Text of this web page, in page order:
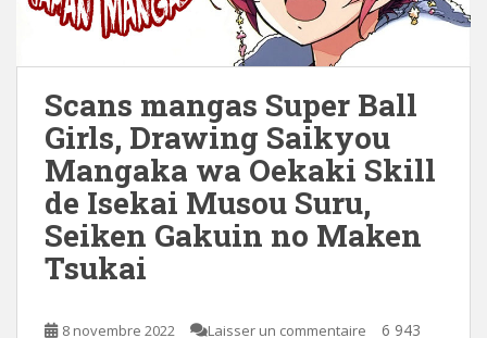
Scans mangas Super Ball
Girls, Drawing Saikyou
Mangaka wa Oekaki Skill
de Isekai Musou Suru,
Seiken Gakuin no Maken
Tsukai
8 novembre 2022 Laisser un commentaire
6 943